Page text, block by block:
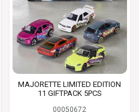
MAJORETTE LIMITED EDITION
11 GIFTPACK 5PCS
00050672